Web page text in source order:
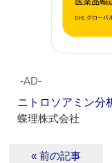
‐AD‐
ニトロソアミン
蝶理株式会社
« 前の記事